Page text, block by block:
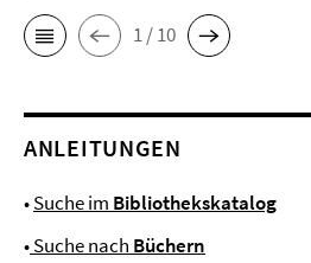
1 / 10
ANLEITUNGEN
•Suche im Bibliothekskatalog
•Suche nach Büchern